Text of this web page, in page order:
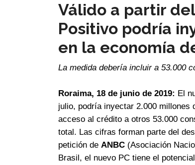
Válido a partir
Positivo podría
en la economía
La medida debería incluir a 53.000
Roraima, 18 de junio de 2019: El
julio, podría inyectar 2.000 millones
acceso al crédito a otros 53.000
total. Las cifras forman parte del
petición de ANBC (Asociación
Brasil, el nuevo PC tiene el